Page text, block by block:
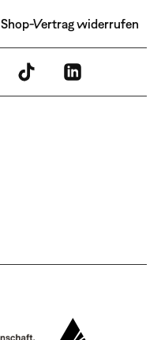
Shop-Vertrag widerrufen